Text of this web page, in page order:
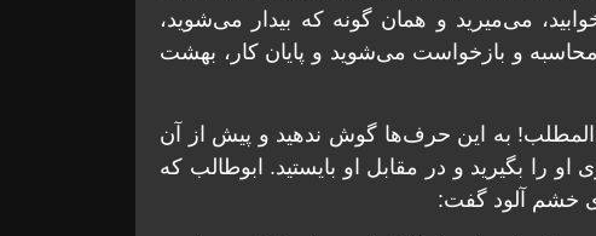
می‌میرید و همان گونه که بیدار می‌شوید،
محاسبه و بازخواست می‌شوید و پایان کار، بهشت
به این حرف‌ها گوش ندهید و پیش از آن
را بگیرید و در مقابل او بایستید. ابوطالب که
خشم آلود گفت: